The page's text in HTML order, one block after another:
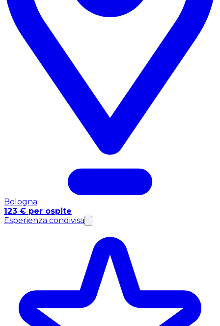
Bologna
123 € per ospite
Esperienza condivisa